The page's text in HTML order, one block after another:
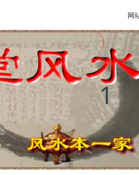
网
1